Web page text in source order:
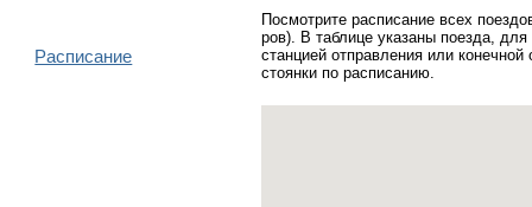
Посмотрите расписание всех
ров). В таблице указаны поезда,
станцией отправления или
стоянки по расписанию.
Расписание